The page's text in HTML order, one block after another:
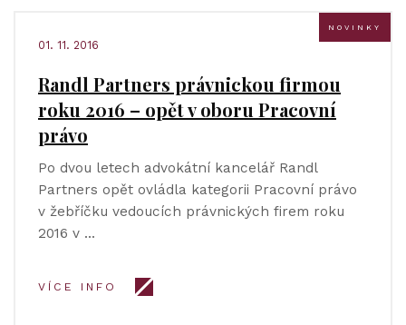
NOVINKY
01. 11. 2016
Randl Partners právnickou firmou
roku 2016 – opět v oboru Pracovní
právo
Po dvou letech advokátní kancelář Randl
Partners opět ovládla kategorii Pracovní právo
v žebříčku vedoucích právnických firem roku
2016 v …
VÍCE INFO